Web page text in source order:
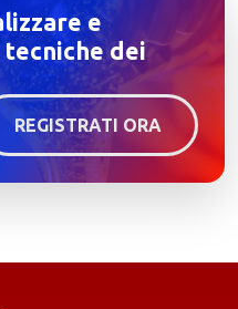
e
tecniche dei
REGISTRATI ORA